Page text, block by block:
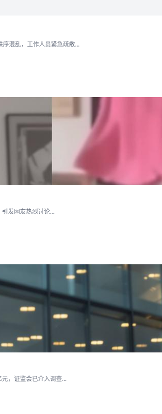
混乱，工作人员紧急疏散...
发网友热烈讨论...
，证监会已介入调查...